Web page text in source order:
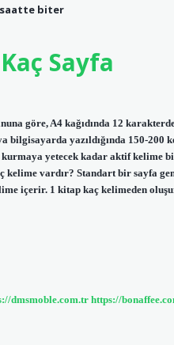
saatte biter
Sayfa
göre, A4 kağıdında 12
bilgisayarda yazıldığında 150-200
yetecek kadar aktif kelime
kelime vardır? Standart bir sayfa
içerir. 1 kitap kaç kelimeden
dmsmoble.com.tr https://